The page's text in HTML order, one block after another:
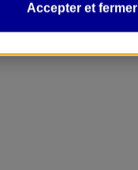
Accepter et fermer